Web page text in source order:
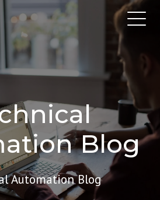
Blog
Automation Blog